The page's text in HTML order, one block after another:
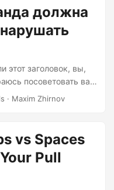
of taking breaks. I
here. But before you
consecutive hour
me out....
должна
этот заголовок, вы,
посоветовать вам
пропускать
я говорю о другом
является гораздо
рабочих мест —
Я знаю, знаю.
прежде чем закрыть
· Maxim Zhirnov
vs Spaces
Pull